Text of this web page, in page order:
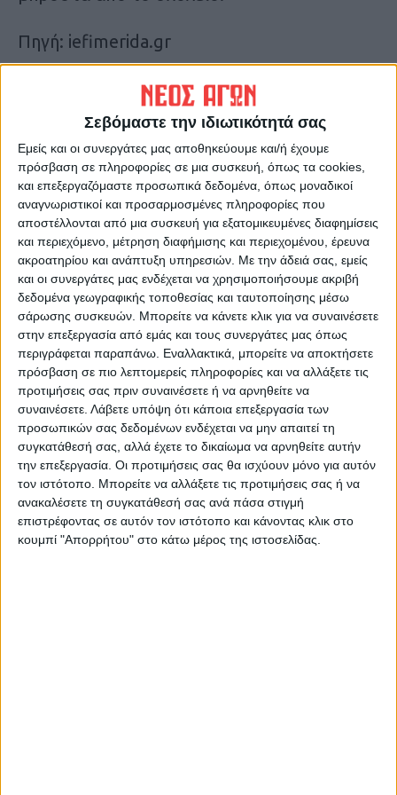
Σεβόμαστε την ιδιωτικότητά σας
Εμείς και οι συνεργάτες μας αποθηκεύουμε και/ή έχουμε
πρόσβαση σε πληροφορίες σε μια συσκευή, όπως τα cookies,
και επεξεργαζόμαστε προσωπικά δεδομένα, όπως μοναδικοί
αναγνωριστικοί και προσαρμοσμένες πληροφορίες που
αποστέλλονται από μια συσκευή για εξατομικευμένες διαφημίσεις
και περιεχόμενο, μέτρηση διαφήμισης και περιεχομένου, έρευνα
ακροατηρίου και ανάπτυξη υπηρεσιών. Με την άδειά σας, εμείς
και οι συνεργάτες μας ενδέχεται να χρησιμοποιήσουμε ακριβή
δεδομένα γεωγραφικής τοποθεσίας και ταυτοποίησης μέσω
σάρωσης συσκευών. Μπορείτε να κάνετε κλικ για να συναινέσετε
στην επεξεργασία από εμάς και τους συνεργάτες μας όπως
περιγράφεται παραπάνω. Εναλλακτικά, μπορείτε να αποκτήσετε
πρόσβαση σε πιο λεπτομερείς πληροφορίες και να αλλάξετε τις
προτιμήσεις σας πριν συναινέσετε ή να αρνηθείτε να
συναινέσετε. Λάβετε υπόψη ότι κάποια επεξεργασία των
προσωπικών σας δεδομένων ενδέχεται να μην απαιτεί τη
συγκατάθεσή σας, αλλά έχετε το δικαίωμα να αρνηθείτε αυτήν
την επεξεργασία. Οι προτιμήσεις σας θα ισχύουν μόνο για αυτόν
τον ιστότοπο. Μπορείτε να αλλάξετε τις προτιμήσεις σας ή να
ανακαλέσετε τη συγκατάθεσή σας ανά πάσα στιγμή
επιστρέφοντας σε αυτόν τον ιστότοπο και κάνοντας κλικ στο
κουμπί "Απορρήτου" στο κάτω μέρος της ιστοσελίδας.
Πηγή: iefimerida.gr
Τελευταίες Ειδήσεις Σήμερα
Ακολούθησε την εφημερίδα ΝΕΟΣ
ΑΓΩΝ στο Google News!
Όλες οι εξελίξεις στην περιοχή της
Καρδίτσας και ευρύτερα της Θεσσαλίας
ΠΡΟΗΓΟΥΜΕΝΟ ΑΡΘΡΟ
«Σημαντικό σχέδιο για την
υγεία στη δεύτερη τετραετία
της Ν.Δ.»
ΕΠΟΜΕΝΟ ΑΡΘΡΟ
Εκλογές 2023: Αυτό είναι το
σκεπτικό της απόφασης του
Αρείου Πάγου για τον
αποκλεισμό Κασιδιάρη
ΝΕΟΣ ΑΓΩΝ